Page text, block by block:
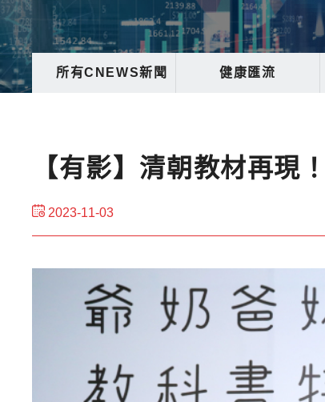
所有CNEWS新聞 健康匯流
【有影】清朝教材再現
2023-11-03